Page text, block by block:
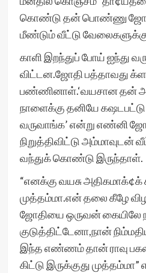
கொண்டு தன் பொண்ணு
மீண்டும் வீட்டு
காளி இறந்துப் போய் ஐந்து
விட்டன.ஜோதி பத்தாவது
பண்ணினாள்.‘வயசான தன்
நாளைக்கு தனியே
வருவாங்க’ என்று எண்னி
நிறுத்திவிட்டு அம்மாவுடன்
வந்துக் கொண்டு இருந்தாள்.
“எனக்கு வயசு அதிகமாக்¢க்
முத்தம்மா.என் தலை கீழே
ஜோதியை ஒருவன் கையிலே
குடுத்திட்டேனா,நான்
இந்த எண்ணம் தான் ராவு
கிட்டு இருக்குது